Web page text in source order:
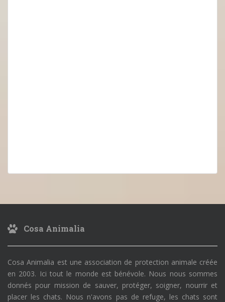
Cosa Animalia
Cosa Animalia est une association de protection animale créée
en 2003. Ici tout le monde est bénévole. Nous nous sommes
donnés pour mission de sauver, protéger, soigner, nourrir et
placer les chats. Nous n'avons pas de refuge, les chats sont